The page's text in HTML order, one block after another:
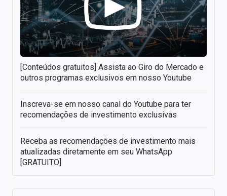
[Conteúdos gratuitos] Assista ao Giro do Mercado e
outros programas exclusivos em nosso Youtube
Inscreva-se em nosso canal do Youtube para ter
recomendações de investimento exclusivas
Receba as recomendações de investimento mais
atualizadas diretamente em seu WhatsApp
[GRATUITO]